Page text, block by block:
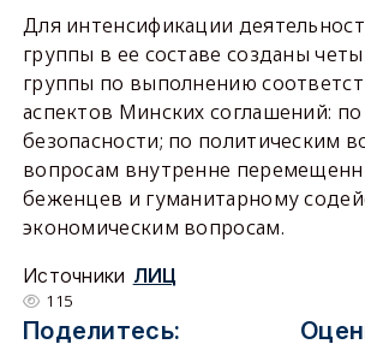
Для интенсификации
группы в ее составе созданы
группы по выполнению
аспектов Минских соглашений:
безопасности; по политическим
вопросам внутренне
беженцев и гуманитарному
экономическим вопросам.
Источники ЛИЦ
115
Поделитесь: